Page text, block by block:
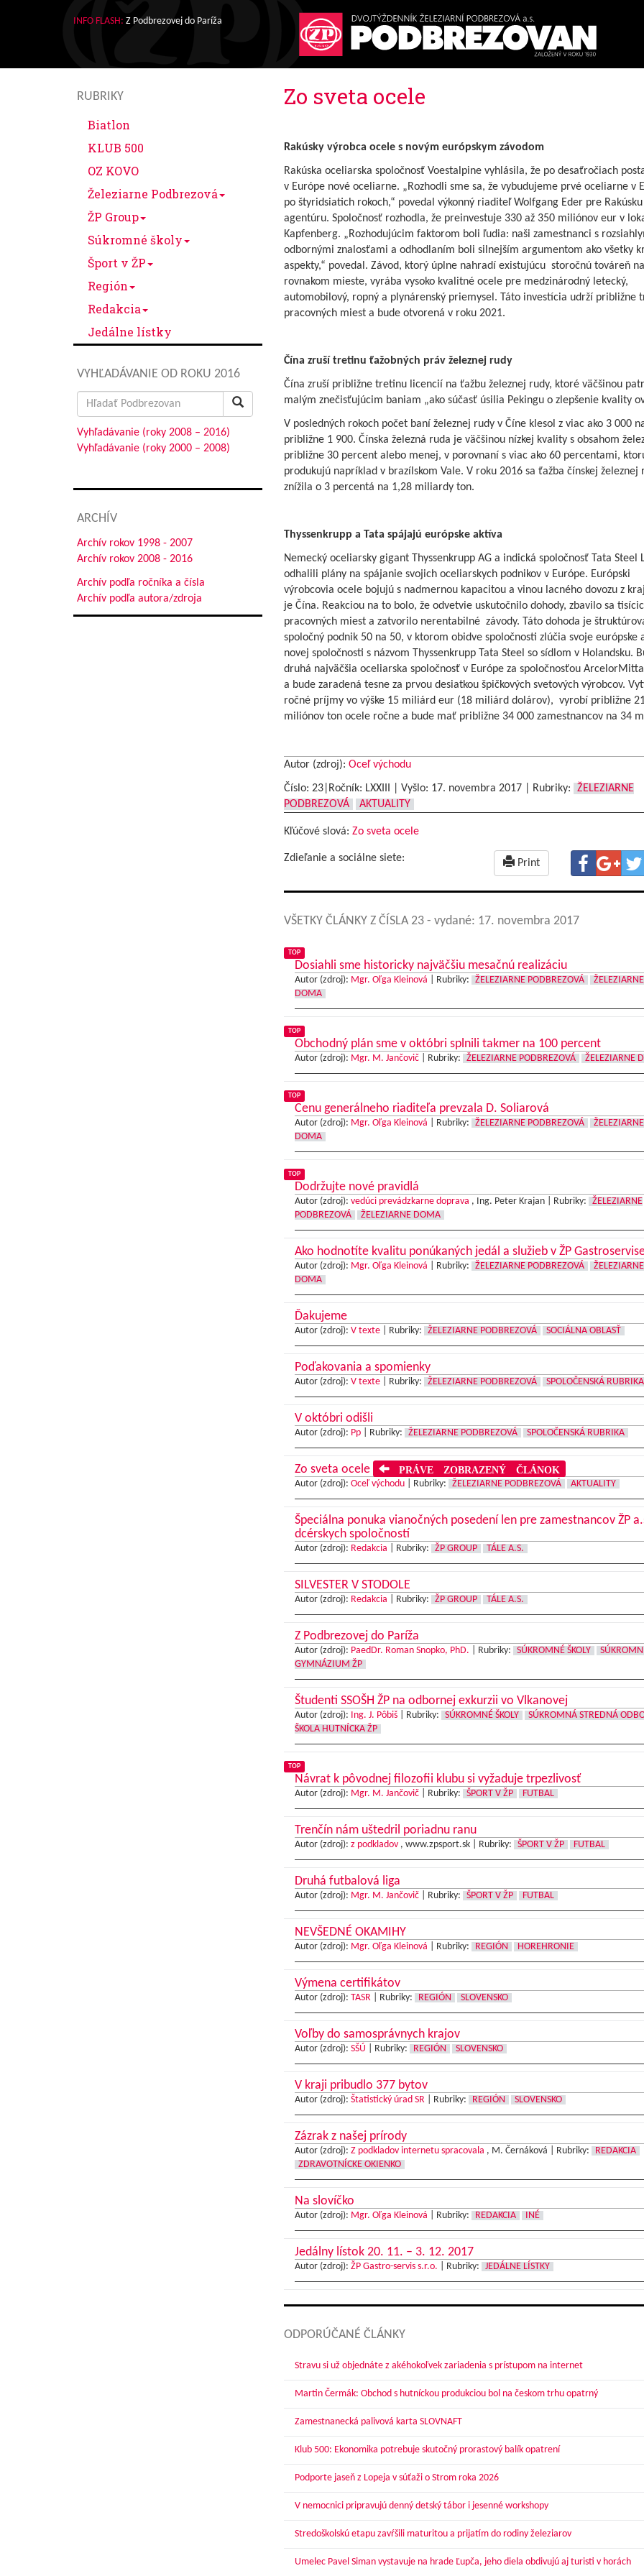
INFO FLASH: Z Podbrezovej do Paríža
RUBRIKY
Biatlon
KLUB 500
OZ KOVO
Železiarne Podbrezová
ŽP Group
Súkromné školy
Šport v ŽP
Región
Redakcia
Jedálne lístky
VYHĽADÁVANIE OD ROKU 2016
Search
for:
Vyhľadávanie (roky 2008 – 2016)
Vyhľadávanie (roky 2000 – 2008)
ARCHÍV
Archív rokov 1998 - 2007
Archív rokov 2008 - 2016
Archív podľa ročníka a čísla
Archív podľa autora/zdroja
Zo sveta ocele
Rakúsky výrobca ocele s novým európskym závodom
Rakúska oceliarska spoločnosť Voestalpine vyhlásila, že po desaťročiach
v Európe nové oceliarne. „Rozhodli sme sa, že vybudujeme prvé oceliarne v
po štyridsiatich rokoch,“ povedal výkonný riaditeľ Wolfgang Eder pre
agentúru. Spoločnosť rozhodla, že preinvestuje 330 až 350 miliónov eur v
Kapfenberg. „Rozhodujúcim faktorom boli ľudia: naši zamestnanci s
odbornými znalosťami a odhodlaním boli silnejším argumentom ako všetky
aspekty,“ povedal. Závod, ktorý úplne nahradí existujúcu storočnú továreň na
rovnakom mieste, vyrába vysoko kvalitné ocele pre medzinárodný letecký,
automobilový, ropný a plynárenský priemysel. Táto investícia udrží približne
pracovných miest a bude otvorená v roku 2021.
Čína zruší tretinu ťažobných práv železnej rudy
Čína zruší približne tretinu licencií na ťažbu železnej rudy, ktoré väčšinou
malým znečisťujúcim baniam „ako súčasť úsilia Pekingu o zlepšenie kvality
V posledných rokoch počet baní železnej rudy v Číne klesol z viac ako 3 000
približne 1 900. Čínska železná ruda je väčšinou nízkej kvality s obsahom
približne 30 percent alebo menej, v porovnaní s viac ako 60 percentami,
produkujú napríklad v brazílskom Vale. V roku 2016 sa ťažba čínskej železnej
znížila o 3 percentá na 1,28 miliardy ton.
Thyssenkrupp a Tata spájajú európske aktíva
Nemecký oceliarsky gigant Thyssenkrupp AG a indická spoločnosť Tata Steel
odhalili plány na spájanie svojich oceliarskych podnikov v Európe. Európski
výrobcovia ocele bojujú s nadmernou kapacitou a vinou lacného dovozu z
je Čína. Reakciou na to bolo, že odvetvie uskutočnilo dohody, zbavilo sa
pracovných miest a zatvorilo nerentabilné závody. Táto dohoda je
spoločný podnik 50 na 50, v ktorom obidve spoločnosti zlúčia svoje európske
novej spoločnosti s názvom Thyssenkrupp Tata Steel so sídlom v Holandsku.
druhá najväčšia oceliarska spoločnosť v Európe za spoločnosťou
a bude zaradená tesne za prvou desiatkou špičkových svetových výrobcov.
ročné príjmy vo výške 15 miliárd eur (18 miliárd dolárov), vyrobí približne
miliónov ton ocele ročne a bude mať približne 34 000 zamestnancov na 34
Autor (zdroj): Oceľ východu
Číslo: 23|Ročník: LXXIII | Vyšlo: 17. novembra 2017| Rubriky:
ŽELEZIARNE
PODBREZOVÁ
AKTUALITY
Kľúčové slová: Zo sveta ocele
Zdieľanie a sociálne siete: Print
VŠETKY ČLÁNKY Z ČÍSLA 23 - vydané: 17. novembra 2017
TOP
Dosiahli sme historicky najväčšiu mesačnú realizáciu
Autor (zdroj): Mgr. Oľga Kleinová Rubriky: ŽELEZIARNE PODBREZOVÁ
ŽELEZIARNE
DOMA
TOP
Obchodný plán sme v októbri splnili takmer na 100 percent
Autor (zdroj): Mgr. M. Jančovič| Rubriky: ŽELEZIARNE PODBREZOVÁ ŽELEZIARNE
TOP
Cenu generálneho riaditeľa prevzala D. Soliarová
Autor (zdroj): Mgr. Oľga Kleinová Rubriky: ŽELEZIARNE PODBREZOVÁ
ŽELEZIARNE
DOMA
TOP
Dodržujte nové pravidlá
Autor (zdroj): vedúci prevádzkarne doprava , Ing. Peter Krajan | Rubriky:
ŽELEZIARNE
PODBREZOVÁ
ŽELEZIARNE DOMA
Ako hodnotíte kvalitu ponúkaných jedál a služieb v ŽP
Autor (zdroj): Mgr. Oľga Kleinová Rubriky: ŽELEZIARNE PODBREZOVÁ
ŽELEZIARNE
DOMA
Ďakujeme
Autor (zdroj): V texte| Rubriky: ŽELEZIARNE PODBREZOVÁ SOCIÁLNA OBLASŤ
Poďakovania a spomienky
Autor (zdroj): V texte| Rubriky: ŽELEZIARNE PODBREZOVÁ SPOLOČENSKÁ RUBRIKA
V októbri odišli
Autor (zdroj): Pp| Rubriky: ŽELEZIARNE PODBREZOVÁ SPOLOČENSKÁ RUBRIKA
Zo sveta ocele PRÁVE ZOBRAZENÝ ČLÁNOK
Autor (zdroj): Oceľ východu| Rubriky: ŽELEZIARNE PODBREZOVÁ AKTUALITY
Špeciálna ponuka vianočných posedení len pre zamestnancov ŽP
dcérskych spoločností
Autor (zdroj): Redakcia Rubriky: ŽP GROUP TÁLE A.S.
SILVESTER V STODOLE
Autor (zdroj): Redakcia Rubriky: ŽP GROUP TÁLE A.S.
Z Podbrezovej do Paríža
Autor (zdroj): PaedDr. Roman Snopko, PhD. Rubriky: SÚKROMNÉ ŠKOLY
GYMNÁZIUM ŽP
Študenti SSOŠH ŽP na odbornej exkurzii vo Vlkanovej
Autor (zdroj): Ing. J. Pôbiš| Rubriky: SÚKROMNÉ ŠKOLY
SÚKROMNÁ STREDNÁ
ŠKOLA HUTNÍCKA ŽP
TOP
Návrat k pôvodnej filozofii klubu si vyžaduje trpezlivosť
Autor (zdroj): Mgr. M. Jančovič| Rubriky: ŠPORT V ŽP FUTBAL
Trenčín nám uštedril poriadnu ranu
Autor (zdroj): z podkladov, www.zpsport.sk | Rubriky: ŠPORT V ŽP FUTBAL
Druhá futbalová liga
Autor (zdroj): Mgr. M. Jančovič| Rubriky: ŠPORT V ŽP FUTBAL
NEVŠEDNÉ OKAMIHY
Autor (zdroj): Mgr. Oľga Kleinová Rubriky: REGIÓN HOREHRONIE
Výmena certifikátov
Autor (zdroj): TASR| Rubriky: REGIÓN SLOVENSKO
Voľby do samosprávnych krajov
Autor (zdroj): SŠÚ Rubriky: REGIÓN SLOVENSKO
V kraji pribudlo 377 bytov
Autor (zdroj): Štatistický úrad SR| Rubriky: REGIÓN SLOVENSKO
Zázrak z našej prírody
Autor (zdroj): Z podkladov internetu spracovala , M. Černáková | Rubriky:
REDAKCIA
ZDRAVOTNÍCKE OKIENKO
Na slovíčko
Autor (zdroj): Mgr. Oľga Kleinová Rubriky: REDAKCIA INÉ
Jedálny lístok 20. 11. – 3. 12. 2017
Autor (zdroj): ŽP Gastro-servis s.r.o. Rubriky: JEDÁLNE LÍSTKY
ODPORÚČANÉ ČLÁNKY
Stravu si už objednáte z akéhokoľvek zariadenia s prístupom na internet
Martin Čermák: Obchod s hutníckou produkciou bol na českom trhu opatrný
Zamestnanecká palivová karta SLOVNAFT
Klub 500: Ekonomika potrebuje skutočný prorastový balík opatrení
Podporte jaseň z Lopeja v súťaži o Strom roka 2026
V nemocnici pripravujú denný detský tábor i jesenné workshopy
Stredoškolskú etapu zavŕšili maturitou a prijatím do rodiny železiarov
Umelec Pavel Siman vystavuje na hrade Ľupča, jeho diela obdivujú aj turisti v horách